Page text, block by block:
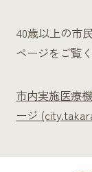
40歳以上の市
ページをご覧
市内実施医療
ージ